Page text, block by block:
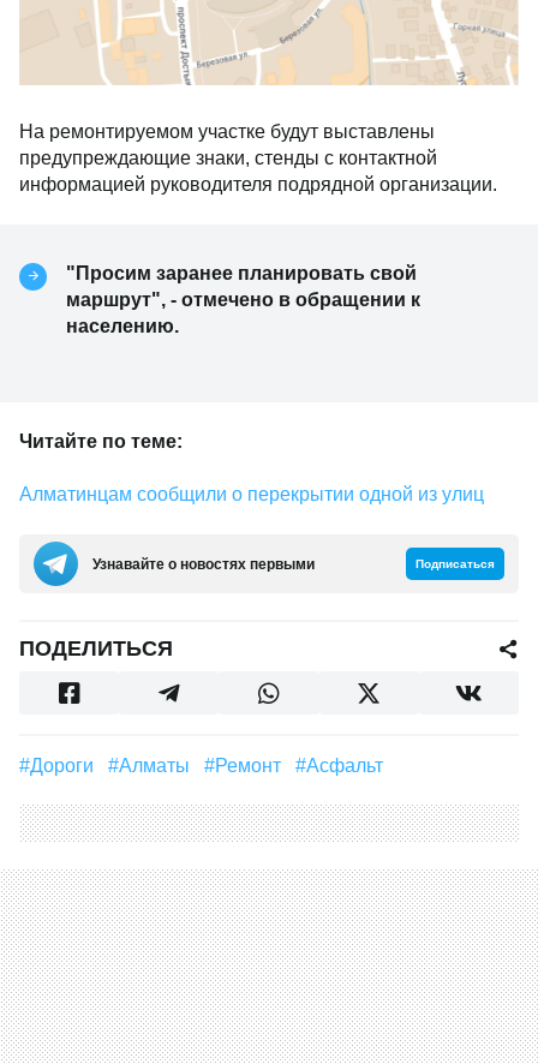
На ремонтируемом участке будут выставлены
предупреждающие знаки, стенды с контактной
информацией руководителя подрядной организации.
"Просим заранее планировать свой
маршрут", - отмечено в обращении к
населению.
Читайте по теме:
Алматинцам сообщили о перекрытии одной из улиц
Узнавайте о новостях первыми Подписаться
ПОДЕЛИТЬСЯ
#дороги #Алматы #Ремонт #Асфальт